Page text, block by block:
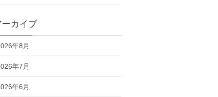
ーカイブ
年8月
年7月
年6月